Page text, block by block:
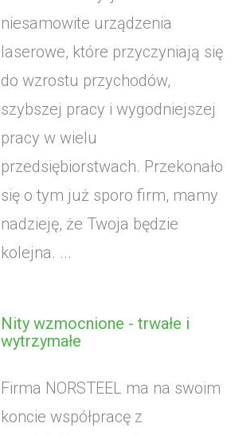
niesamowite urządzenia
laserowe, które przyczyniają się
do wzrostu przychodów,
szybszej pracy i wygodniejszej
pracy w wielu
przedsiębiorstwach. Przekonało
się o tym już sporo firm, mamy
nadzieję, że Twoja będzie
kolejna. ...
Nity wzmocnione - trwałe i
wytrzymałe
Firma NORSTEEL ma na swoim
koncie współpracę z